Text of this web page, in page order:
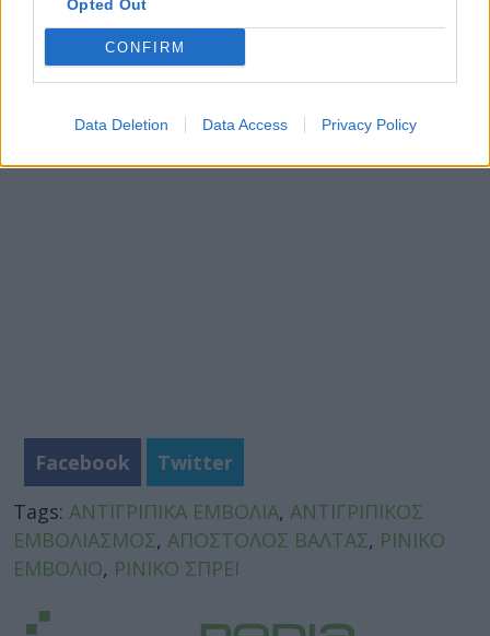
Opted Out
CONFIRM
Data Deletion Data Access Privacy Policy
Το νέο εμβόλιο αναμένεται να διευκολύνει τους
γονείς, να αυξήσει τη συμμόρφωση και να
βελτιώσει την κάλυψη του παιδικού πληθυσμού
παιδιά με σοβαρό ή μη ελεγχόμενο άσθμα.
Facebook
Twitter
Tags: ΑΝΤΙΓΡΙΠΙΚΑ ΕΜΒΟΛΙΑ, ΑΝΤΙΓΡΙΠΙΚΟΣ
ΕΜΒΟΛΙΑΣΜΟΣ, ΑΠΟΣΤΟΛΟΣ ΒΑΛΤΑΣ, ΡΙΝΙΚΟ
ΕΜΒΟΛΙΟ, ΡΙΝΙΚΟ ΣΠΡΕΙ